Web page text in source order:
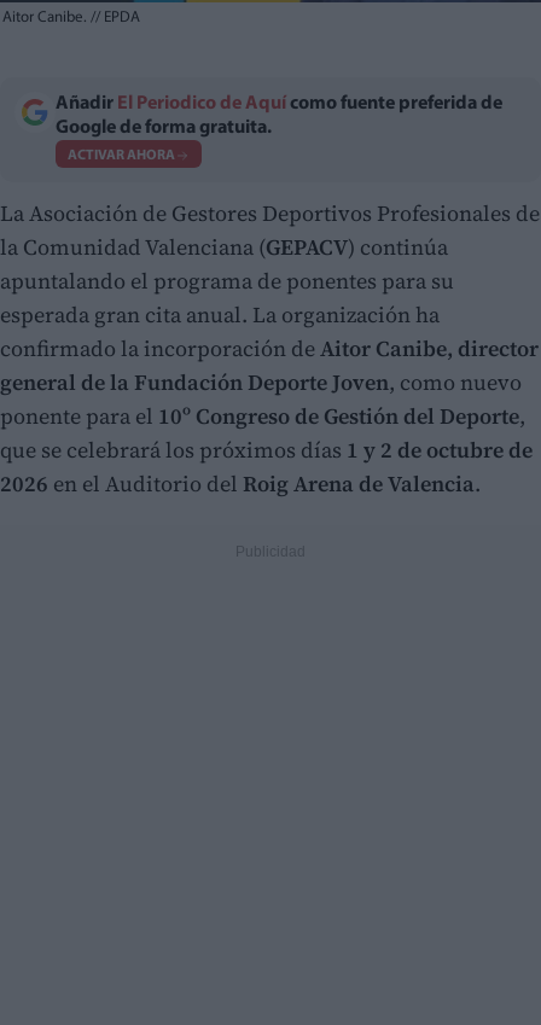
Aitor Canibe. // EPDA
Añadir El Periodico de Aquí como fuente preferida de
Google de forma gratuita.
ACTIVAR AHORA
La Asociación de Gestores Deportivos Profesionales de
la Comunidad Valenciana (GEPACV) continúa
apuntalando el programa de ponentes para su
esperada gran cita anual. La organización ha
confirmado la incorporación deAitor Canibe, director
general de la Fundación Deporte Joven, como nuevo
ponente para el 10º Congreso de Gestión del Deporte,
que se celebrará los próximos días 1 y 2 de octubre de
2026 en el Auditorio del Roig Arena de Valencia.